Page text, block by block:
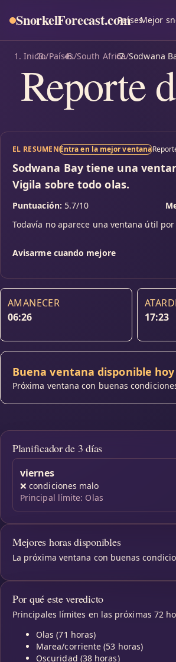
SnorkelForecast.comPaísesMejor
Inicio/Países/South Africa/Sodwana
Reporte
EL RESUMENEntra en la mejor ventana
Sodwana Bay tiene una
Vigila sobre todo olas.
Puntuación: 5.7/10
Todavía no aparece una ventana útil
Avisarme cuando mejore
AMANECER
06:26
17:23
Buena ventana disponible hoy
Próxima ventana con buenas
Planificador de 3 días
viernes
❌condiciones malo
Principal límite: Olas
Mejores horas disponibles
La próxima ventana con buenas
Por qué este veredicto
Principales límites en las próximas 72
Olas (71 horas)
Marea/corriente (53 horas)
Oscuridad (38 horas)